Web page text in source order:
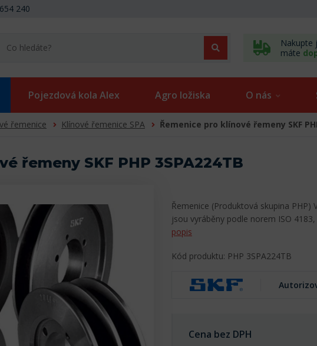
240
Nakupte
máte
Pojezdová kola Alex Agro ložiska O nás
řemenice Klínové řemenice SPA Řemenice pro klínové řemeny SKF
řemeny SKF PHP 3SPA224TB
Řemenice (Produktová skupina
jsou vyráběny podle norem ISO
popis
Kód produktu: PHP 3SPA224TB
Cena bez DPH